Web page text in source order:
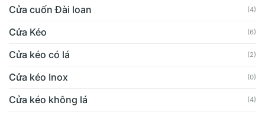
Cửa cuốn Đài loan (4)
Cửa Kéo (6)
Cửa kéo có lá (2)
Cửa kéo Inox (0)
Cửa kéo không lá (4)